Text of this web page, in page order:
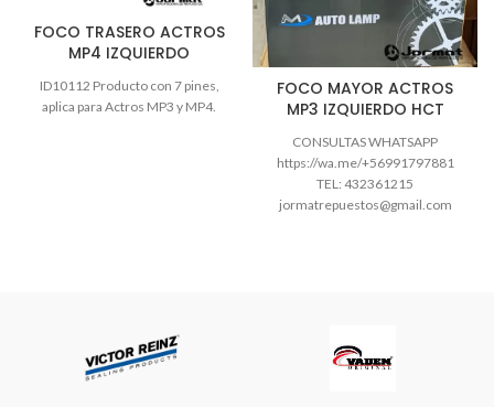
FOCO TRASERO ACTROS
MP4 IZQUIERDO
ID10112 Producto con 7 pines,
aplica para Actros MP3 y MP4.
FOCO MAYOR ACTROS
MP3 IZQUIERDO HCT
CONSULTAS WHATSAPP
https://wa.me/+56991797881
TEL: 432361215
jormatrepuestos@gmail.com